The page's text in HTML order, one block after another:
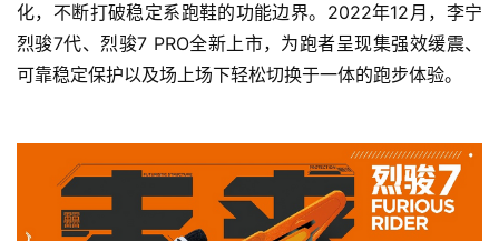
化，不断打破稳定系跑鞋的功能边界。2022年12月，李宁
烈骏7代、烈骏7 PRO全新上市，为跑者呈现集强效缓震、
可靠稳定保护以及场上场下轻松切换于一体的跑步体验。